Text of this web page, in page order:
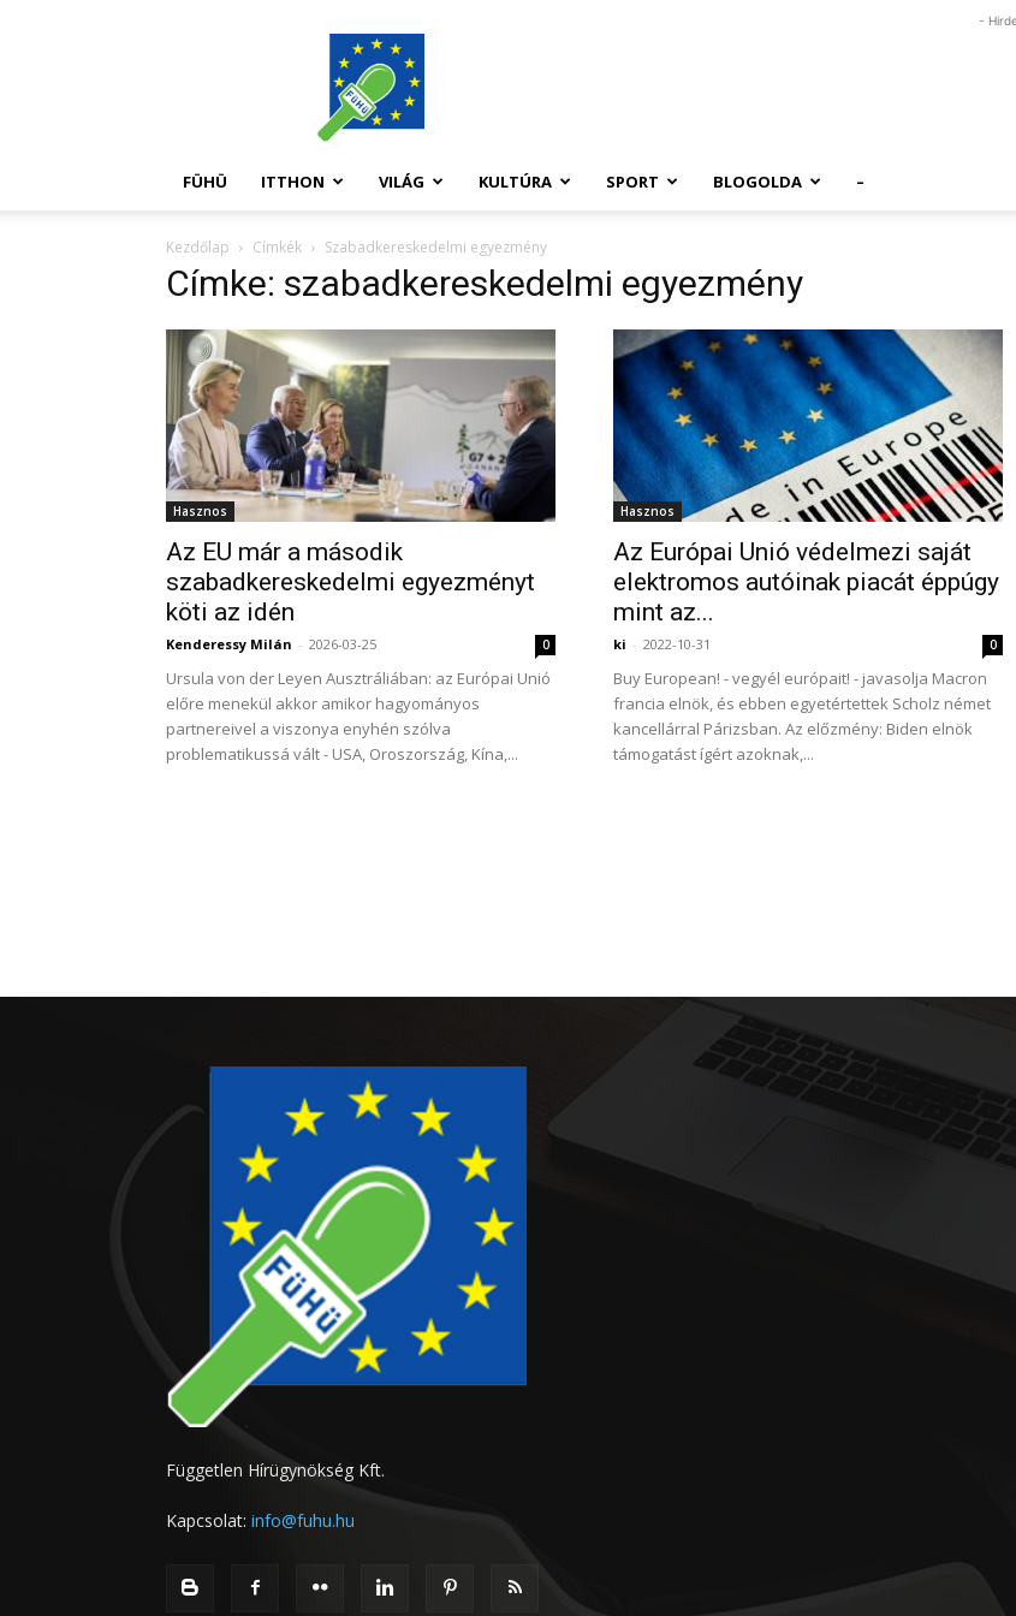
FüHü
-
FÜHÜ ITTHON VILÁG KULTÚRA SPORT BLOGOLDA –
Kezdőlap Címkék Szabadkereskedelmi egyezmény
Címke: szabadkereskedelmi egyezmény
Hasznos
Az EU már a második
szabadkereskedelmi egyezményt
köti az idén
Kenderessy Milán - 2026-03-25 0
Ursula von der Leyen Ausztráliában: az Európai Unió
előre menekül akkor amikor hagyományos
partnereivel a viszonya enyhén szólva
problematikussá vált - USA, Oroszország, Kína,...
Hasznos
Az Európai Unió védelmezi saját
elektromos autóinak piacát éppúgy
mint az...
ki - 2022-10-31 0
Buy European! - vegyél európait! - javasolja Macron
francia elnök, és ebben egyetértettek Scholz német
kancellárral Párizsban. Az előzmény: Biden elnök
támogatást ígért azoknak,...
Független Hírügynökség Kft.
Kapcsolat: info@fuhu.hu